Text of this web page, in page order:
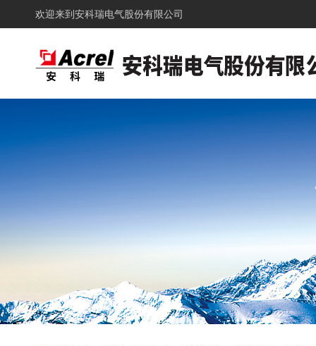
欢迎来到 安科瑞电气股份有限公司